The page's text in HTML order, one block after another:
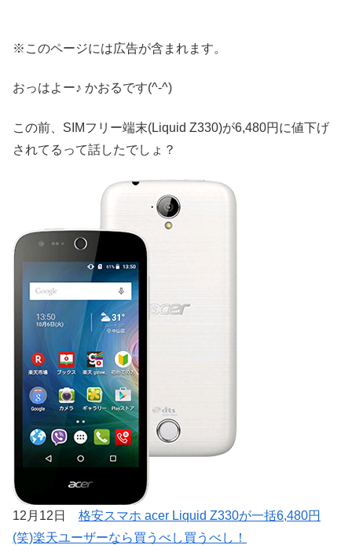
※このページには広告が含まれます。
おっはよー♪ かおるです(^-^)
この前、SIMフリー端末(Liquid Z330)が6,480円に値下げ
されてるって話したでしょ？
12月12日 格安スマホ acer Liquid Z330が一括6,480円
(笑)楽天ユーザーなら買うべし買うべし！